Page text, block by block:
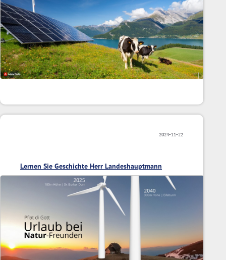
2024-11-22
Lernen Sie Geschichte Herr Landeshauptmann